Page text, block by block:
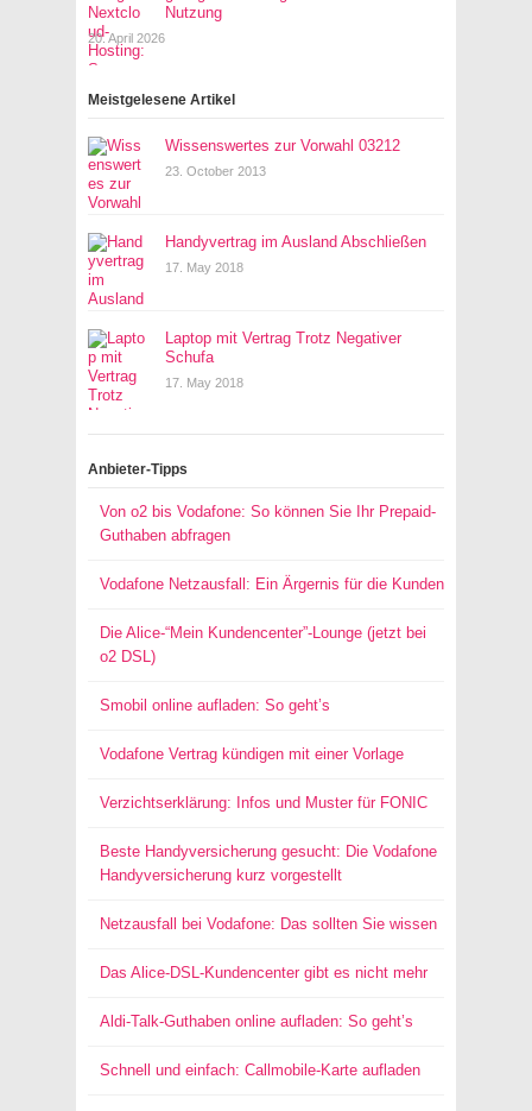
Nutzung
20. April 2026
Meistgelesene Artikel
Wissenswertes zur Vorwahl 03212
23. October 2013
Handyvertrag im Ausland Abschließen
17. May 2018
Laptop mit Vertrag Trotz Negativer
Schufa
17. May 2018
Anbieter-Tipps
Von o2 bis Vodafone: So können Sie Ihr Prepaid-
Guthaben abfragen
Vodafone Netzausfall: Ein Ärgernis für die Kunden
Die Alice-“Mein Kundencenter”-Lounge (jetzt bei
o2 DSL)
Smobil online aufladen: So geht’s
Vodafone Vertrag kündigen mit einer Vorlage
Verzichtserklärung: Infos und Muster für FONIC
Beste Handyversicherung gesucht: Die Vodafone
Handyversicherung kurz vorgestellt
Netzausfall bei Vodafone: Das sollten Sie wissen
Das Alice-DSL-Kundencenter gibt es nicht mehr
Aldi-Talk-Guthaben online aufladen: So geht’s
Schnell und einfach: Callmobile-Karte aufladen